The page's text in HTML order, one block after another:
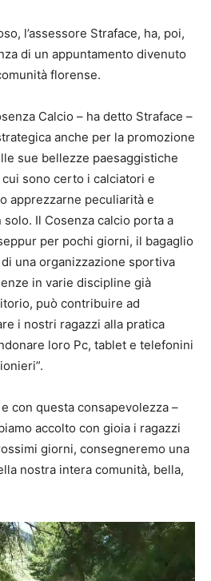
l’assessore Straface, ha, poi,
di un appuntamento divenuto
florense.
Calcio – ha detto Straface –
anche per la promozione
sue bellezze paesaggistiche
sono certo i calciatori e
apprezzarne peculiarità e
Il Cosenza calcio porta a
per pochi giorni, il bagaglio
una organizzazione sportiva
in varie discipline già
può contribuire ad
i nostri ragazzi alla pratica
loro Pc, tablet e telefonini
con questa consapevolezza –
accolto con gioia i ragazzi
giorni, consegneremo una
nostra intera comunità, bella,